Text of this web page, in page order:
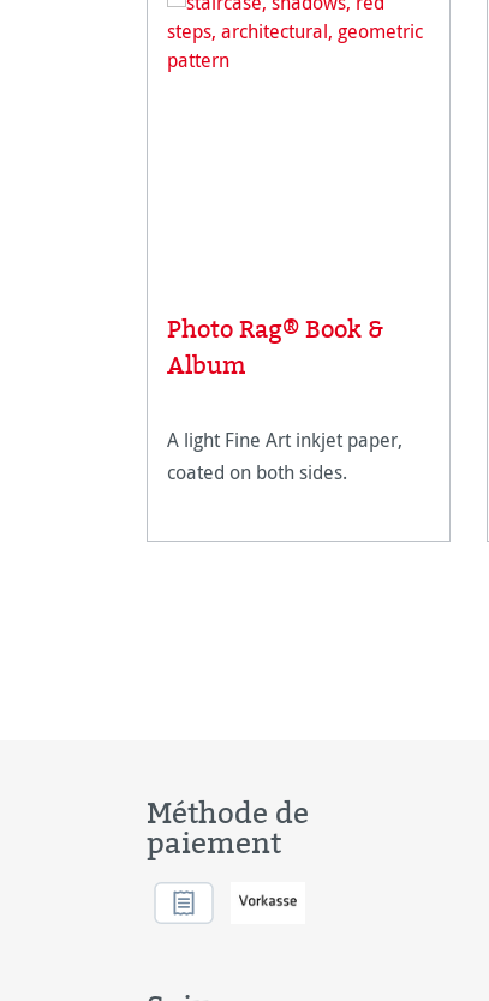
Photo Rag® Book &
Album
A light Fine Art inkjet paper,
coated on both sides.
Méthode de
paiement